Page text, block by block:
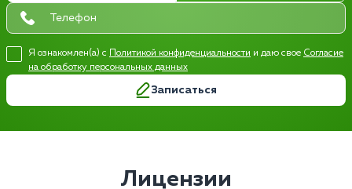
Я ознакомлен(а) с Политикой конфиденциальности и даю свое Согласие
на обработку персональных данных
Записаться
Лицензии